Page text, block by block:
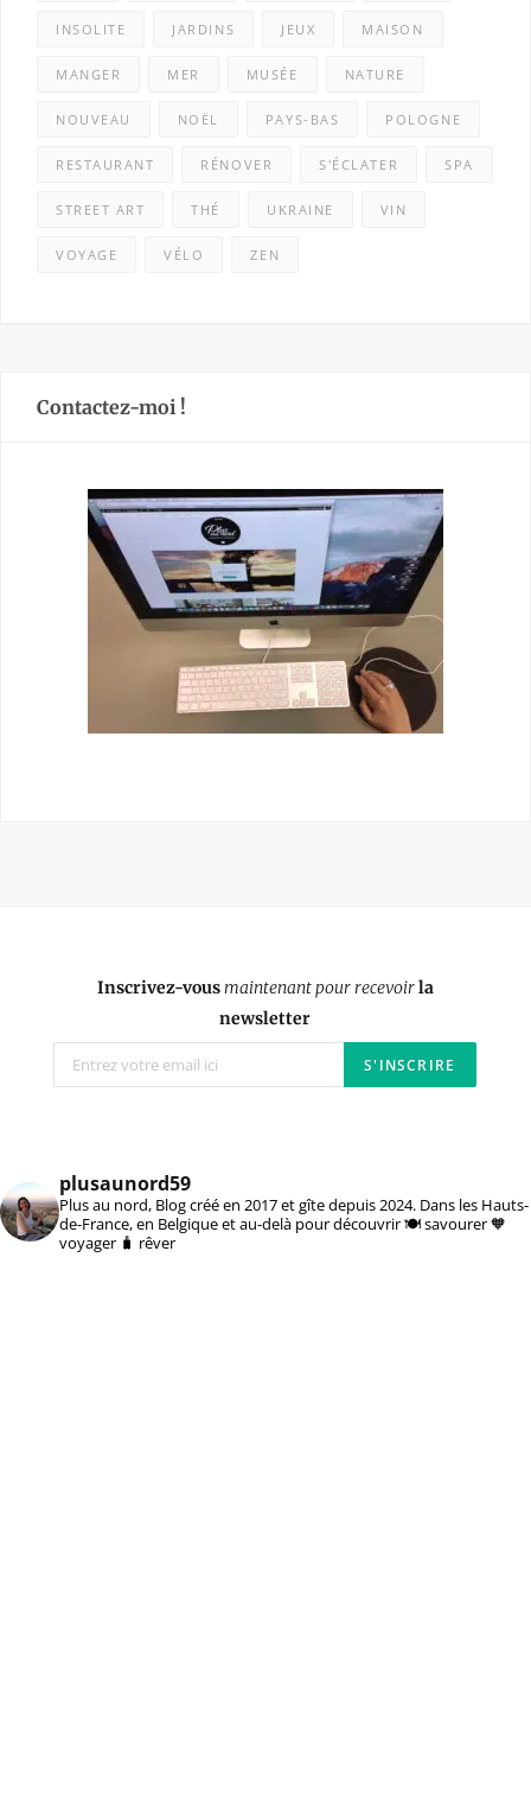
INSOLITE JARDINS JEUX MAISON
MANGER MER MUSÉE NATURE
NOUVEAU NOËL PAYS-BAS POLOGNE
RESTAURANT RÉNOVER S'ÉCLATER SPA
STREET ART THÉ UKRAINE VIN
VOYAGE VÉLO ZEN
Contactez-moi !
Inscrivez-vousmaintenant pour recevoirla
newsletter
plusaunord59
Plus au nord, Blog créé en 2017 et gîte depuis 2024. Dans les Hauts-
de-France, en Belgique et au-delà pour découvrir 🍽️ savourer 🧡
voyager 🧳 rêver